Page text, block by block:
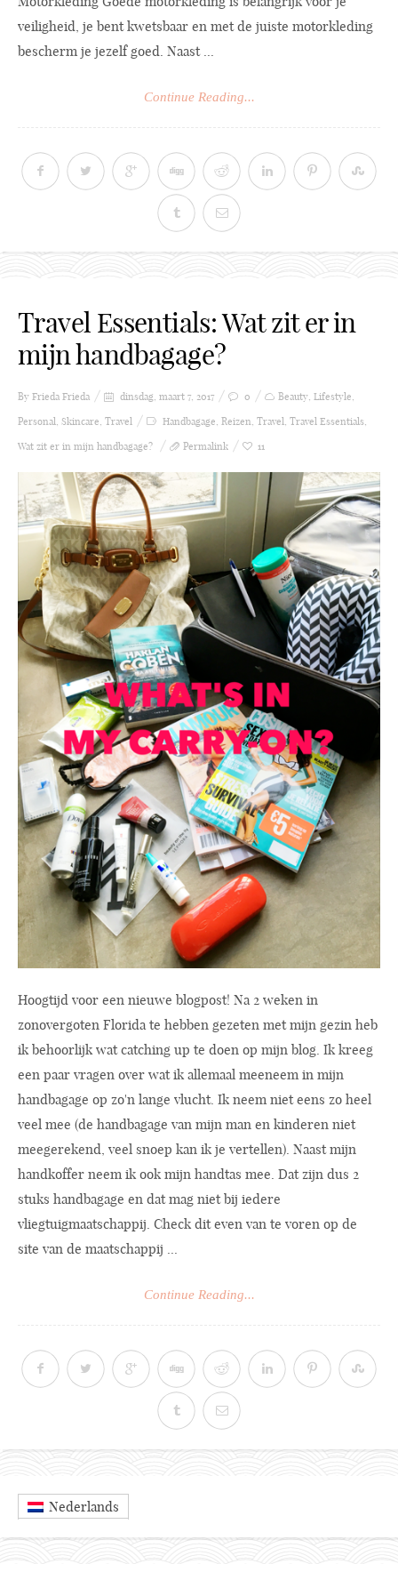
veiligheid, je bent kwetsbaar en met de juiste motorkleding
bescherm je jezelf goed. Naast ...
Continue Reading...
Travel Essentials: Wat zit er in
mijn handbagage?
By Frieda Frieda dinsdag, maart 7, 2017 0 Beauty Lifestyle
Personal Skincare Travel Handbagage Reizen Travel Travel Essentials
Wat zit er in mijn handbagage?
Permalink 11
Hoogtijd voor een nieuwe blogpost! Na 2 weken in
zonovergoten Florida te hebben gezeten met mijn gezin heb
ik behoorlijk wat catching up te doen op mijn blog. Ik kreeg
een paar vragen over wat ik allemaal meeneem in mijn
handbagage op zo'n lange vlucht. Ik neem niet eens zo heel
veel mee (de handbagage van mijn man en kinderen niet
meegerekend, veel snoep kan ik je vertellen). Naast mijn
handkoffer neem ik ook mijn handtas mee. Dat zijn dus 2
stuks handbagage en dat mag niet bij iedere
vliegtuigmaatschappij. Check dit even van te voren op de
site van de maatschappij ...
Continue Reading...
Nederlands